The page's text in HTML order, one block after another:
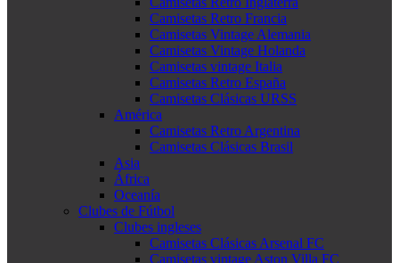
Camisetas Retro Francia
Camisetas Vintage Alemania
Camisetas Vintage Holanda
Camisetas vintage Italia
Camisetas Retro España
Camisetas Clásicas URSS
América
Camisetas Retro Argentina
Camisetas Clásicas Brasil
Asia
África
Oceanía
Clubes de Fútbol
Clubes ingleses
Camisetas Clásicas Arsenal FC
Camisetas vintage Aston Villa FC